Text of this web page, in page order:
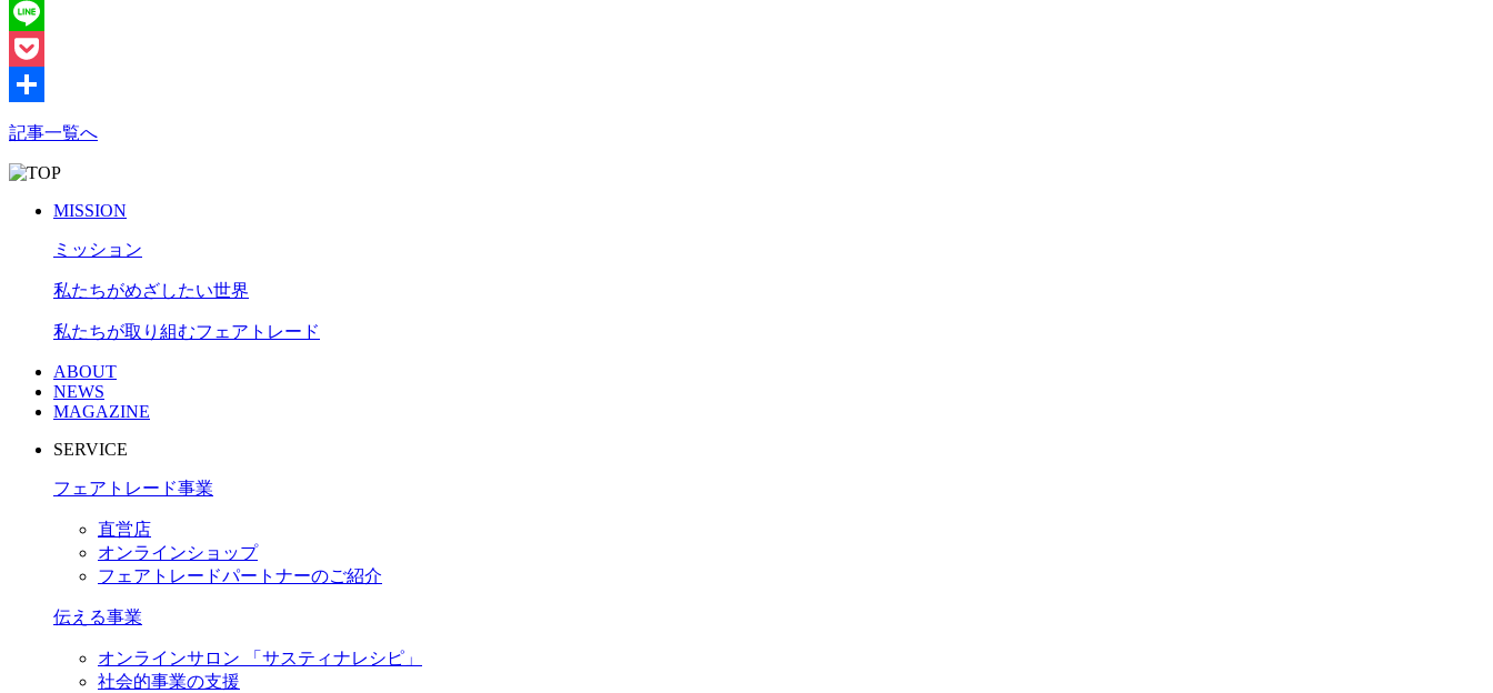
Twitter
Line
Pocket
記事一覧へ
MISSION
ミッション
私たちがめざしたい世界
私たちが取り組むフェアトレード
ABOUT
NEWS
MAGAZINE
SERVICE
フェアトレード事業
直営店
オンラインショップ
フェアトレードパートナーのご紹介
伝える事業
オンラインサロン 「サスティナレシピ」
社会的事業の支援